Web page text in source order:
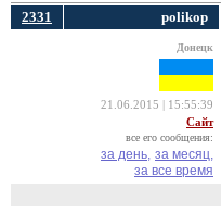
2331 polikop
Донецк
21.06.2015 | 15:55:39
Сайт
все его сообщения:
за день, за месяц,
за все время